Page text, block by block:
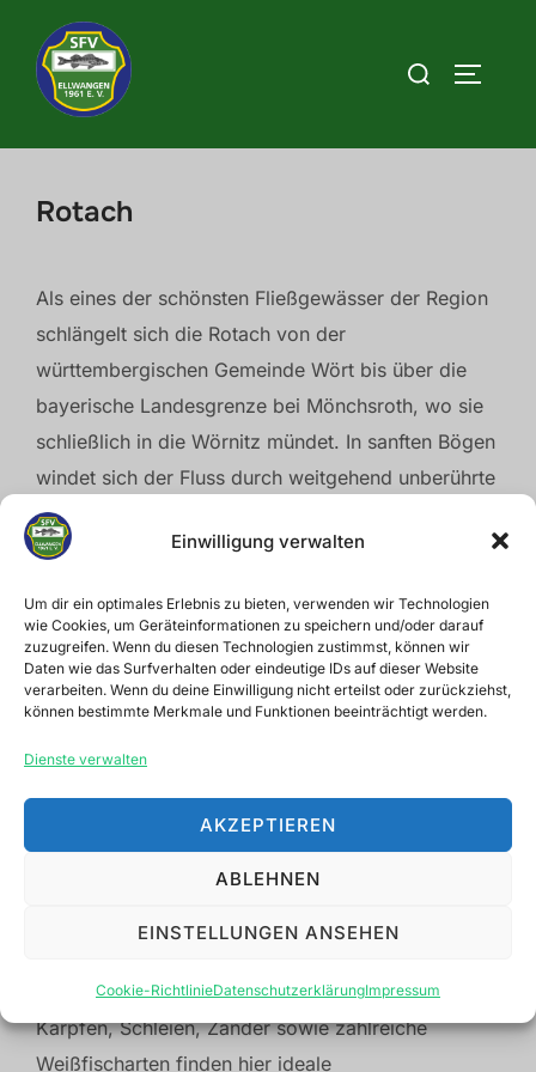
Einwilligung verwalten
Um dir ein optimales Erlebnis zu bieten, verwenden wir Technologien
wie Cookies, um Geräteinformationen zu speichern und/oder darauf
zuzugreifen. Wenn du diesen Technologien zustimmst, können wir
Daten wie das Surfverhalten oder eindeutige IDs auf dieser Website
verarbeiten. Wenn du deine Einwilligung nicht erteilst oder zurückziehst,
können bestimmte Merkmale und Funktionen beeinträchtigt werden.
Dienste verwalten
AKZEPTIEREN
ABLEHNEN
EINSTELLUNGEN ANSEHEN
Cookie-RichtlinieDatenschutzerklärungImpressum
Inhalt
springen
Suchen
Rotach
Als eines der schönsten Fließgewässer der Region
schlängelt sich die Rotach von der
württembergischen Gemeinde Wört bis über die
bayerische Landesgrenze bei Mönchsroth, wo sie
schließlich in die Wörnitz mündet. In sanften Bögen
windet sich der Fluss durch weitgehend unberührte
Natur und entfaltet dabei eine besondere
Ursprünglichkeit und Ruhe.
Auf einer Länge von über sechs Kilometern wird
die Rotach vom Verein befischt. Mit einer
durchschnittlichen Breite von rund sechs Metern
und wechselnden Wassertiefen zwischen etwa 20
Zentimetern und drei Metern – geprägt von tiefen
bietet sie eine abwechslungsreiche und lebendige
Flusslandschaft.
gilt als hervorragendes Angelrevier. Aal, Hecht,
Karpfen, Schleien, Zander sowie zahlreiche
Weißfischarten finden hier ideale